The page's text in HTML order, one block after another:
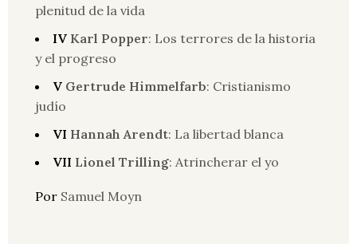
plenitud de la vida
IV Karl Popper: Los terrores de la historia
y el progreso
V Gertrude Himmelfarb: Cristianismo
judío
VI Hannah Arendt: La libertad blanca
VII Lionel Trilling: Atrincherar el yo
Por Samuel Moyn